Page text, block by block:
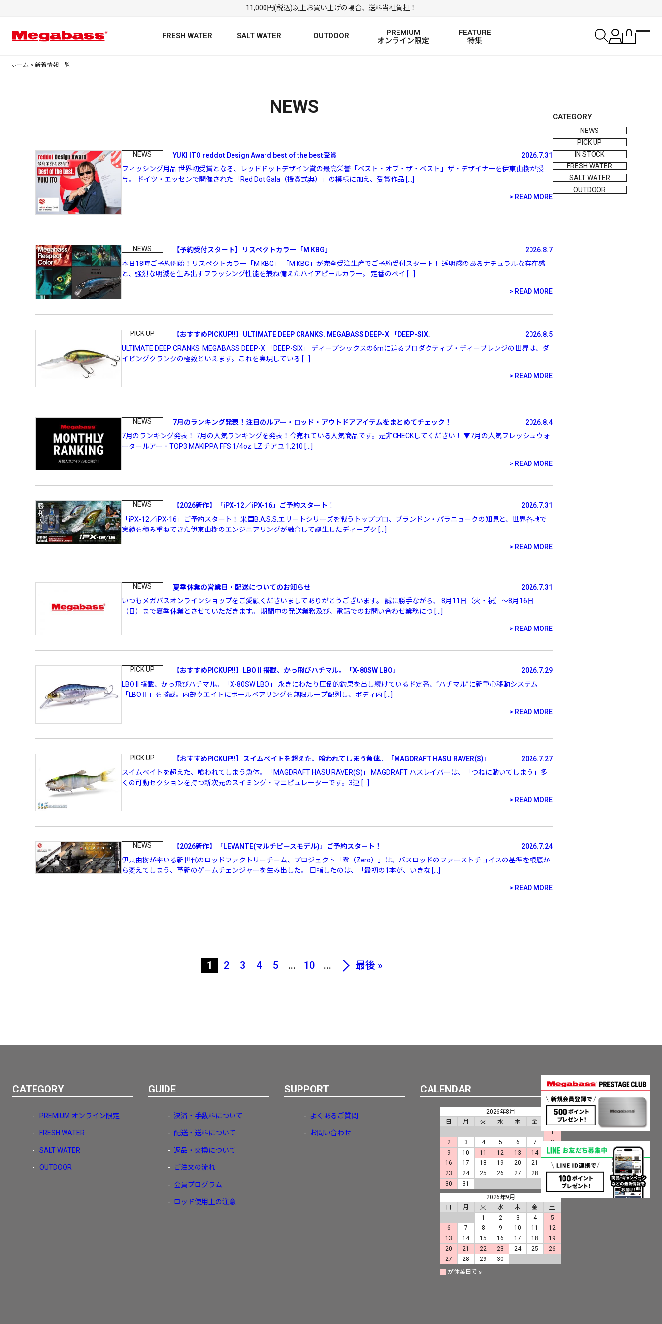
11,000円(税込)以上お買い上げの場合、送料当社負担！
FRESH WATER SALT WATER OUTDOOR
PREMIUM
オンライン限定
FEATURE
特集
カテゴリ
OUTDOOR
価格
在庫
在庫あり
全て
新作
全て
リセット この内容で検索する
ホーム > 新着情報一覧
CATEGORY
NEWS
PICK UP
IN STOCK
FRESH WATER
SALT WATER
OUTDOOR
NEWS
YUKI ITO reddot Design Award best of the best受賞 2026.7.31
NEWS
フィッシング用品 世界初受賞となる、レッドドットデザイン賞の最高栄誉「ベスト・オブ・ザ・ベスト」ザ・デザイナーを伊東由樹が授
与。 ドイツ・エッセンで開催された「Red Dot Gala（授賞式典）」の模様に加え、受賞作品 […]
READ MORE
【予約受付スタート】リスペクトカラー「M KBG」 2026.8.7
NEWS
本日18時ご予約開始！リスペクトカラー「M KBG」 「M KBG」が完全受注生産でご予約受付スタート！ 透明感のあるナチュラルな存在感
と、強烈な明滅を生み出すフラッシング性能を兼ね備えたハイアピールカラー。 定番のベイ […]
READ MORE
【おすすめPICKUP!!】ULTIMATE DEEP CRANKS. MEGABASS DEEP-X 「DEEP-SIX」 2026.8.5
PICK UP
ULTIMATE DEEP CRANKS. MEGABASS DEEP-X 「DEEP-SIX」 ディープシックスの6mに迫るプロダクティブ・ディープレンジの世界は、ダ
イビングクランクの極致といえます。これを実現している […]
READ MORE
7月のランキング発表！注目のルアー・ロッド・アウトドアアイテムをまとめてチェック！ 2026.8.4
NEWS
7月のランキング発表！ 7月の人気ランキングを発表！今売れている人気商品です。是非CHECKしてください！ ▼7月の人気フレッシュウォ
ータールアー・TOP3 MAKIPPA FFS 1/4oz. LZ チアユ 1,210 […]
READ MORE
【2026新作】「iPX-12／iPX-16」ご予約スタート！ 2026.7.31
NEWS
「iPX-12／iPX-16」ご予約スタート！ 米国B.A.S.S.エリートシリーズを戦うトッププロ、ブランドン・パラニュークの知見と、世界各地で
実績を積み重ねてきた伊東由樹のエンジニアリングが融合して誕生したディープク […]
READ MORE
夏季休業の営業日・配送についてのお知らせ 2026.7.31
NEWS
いつもメガバスオンラインショップをご愛顧くださいましてありがとうございます。 誠に勝手ながら、 8月11日（火・祝）～8月16日
（日）まで夏季休業とさせていただきます。 期間中の発送業務及び、電話でのお問い合わせ業務につ […]
READ MORE
【おすすめPICKUP!!】LBO II 搭載、かっ飛びハチマル。「X-80SW LBO」 2026.7.29
PICK UP
LBO II 搭載、かっ飛びハチマル。「X-80SW LBO」 永きにわたり圧倒的釣果を出し続けているド定番、“ハチマル”に新重心移動システム
「LBOⅡ」を搭載。内部ウエイトにボールベアリングを無限ループ配列し、ボディ内 […]
READ MORE
【おすすめPICKUP!!】スイムベイトを超えた、喰われてしまう魚体。「MAGDRAFT HASU RAVER(S)」 2026.7.27
PICK UP
スイムベイトを超えた、喰われてしまう魚体。「MAGDRAFT HASU RAVER(S)」 MAGDRAFT ハスレイバーは、「つねに動いてしまう」多
くの可動セクションを持つ新次元のスイミング・マニピュレーターです。3連 […]
READ MORE
【2026新作】「LEVANTE(マルチピースモデル)」ご予約スタート！ 2026.7.24
NEWS
伊東由樹が率いる新世代のロッドファクトリーチーム、プロジェクト「零（Zero）」は、バスロッドのファーストチョイスの基準を根底か
ら変えてしまう、革新のゲームチェンジャーを生み出した。 目指したのは、「最初の1本が、いきな […]
READ MORE
1 2 3 4 5 ... 10 ... 最後 »
CATEGORY
PREMIUM オンライン限定
FRESH WATER
SALT WATER
OUTDOOR
GUIDE
決済・手数料について
配送・送料について
返品・交換について
ご注文の流れ
会員プログラム
ロッド使用上の注意
SUPPORT
よくあるご質問
お問い合わせ
CALENDAR
2026年8月
日
月 火 水 木 金
1
2
3 4 5 6 7
8
9
10 11 12 13 14
15
16
17 18 19 20 21
22
23
24 25 26 27 28
29
30
31
2026年9月
日
月 火 水 木 金
土
1
2 3 4
5
6
7 8 9 10 11
12
13
14 15 16 17 18
19
20
21 22 23 24 25
26
27
28 29
30
が休業日です